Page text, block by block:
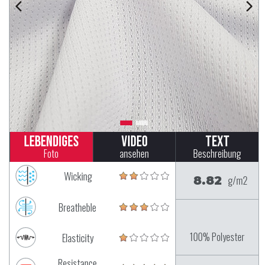
Lebendiges
Foto
Video
ansehen
Text
Beschreibung
Wicking
Breatheble
Elasticity
8.82 g/m2
100% Polyester